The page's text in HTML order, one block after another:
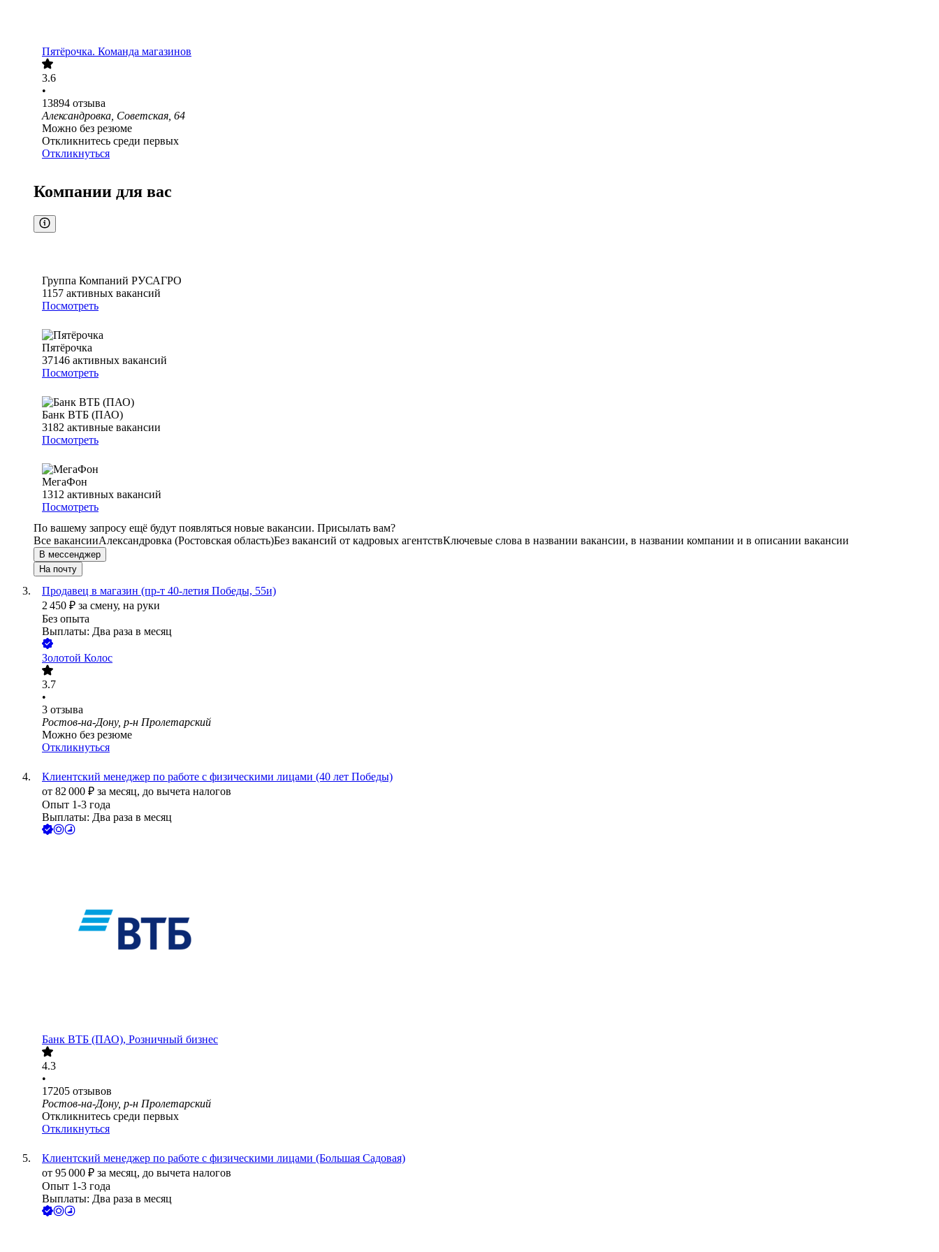
Пятёрочка. Команда магазинов
3.6
•
13894 отзыва
Александровка, Советская, 64
Можно без резюме
Откликнитесь среди первых
Откликнуться
Компании для вас
Группа Компаний РУСАГРО
1157 активных вакансий
Посмотреть
Пятёрочка
37146 активных вакансий
Посмотреть
Банк ВТБ (ПАО)
3182 активные вакансии
Посмотреть
МегаФон
1312 активных вакансий
Посмотреть
По вашему запросу ещё будут появляться новые вакансии. Присылать вам?
Все вакансииАлександровка (Ростовская область)Без вакансий от кадровых агентствКлючевые слова в названии вакансии, в названии компании и в описании вакансии
В мессенджер
На почту
Продавец в магазин (пр-т 40-летия Победы, 55и)
2 450 ₽ за смену, на руки
Без опыта
Выплаты: Два раза в месяц
Золотой Колос
3.7
•
3 отзыва
Ростов-на-Дону, р-н Пролетарский
Можно без резюме
Откликнуться
Клиентский менеджер по работе с физическими лицами (40 лет Победы)
от 82 000 ₽ за месяц, до вычета налогов
Опыт 1-3 года
Выплаты: Два раза в месяц
Банк ВТБ (ПАО), Розничный бизнес
4.3
•
17205 отзывов
Ростов-на-Дону, р-н Пролетарский
Откликнитесь среди первых
Откликнуться
Клиентский менеджер по работе с физическими лицами (Большая Садовая)
от 95 000 ₽ за месяц, до вычета налогов
Опыт 1-3 года
Выплаты: Два раза в месяц